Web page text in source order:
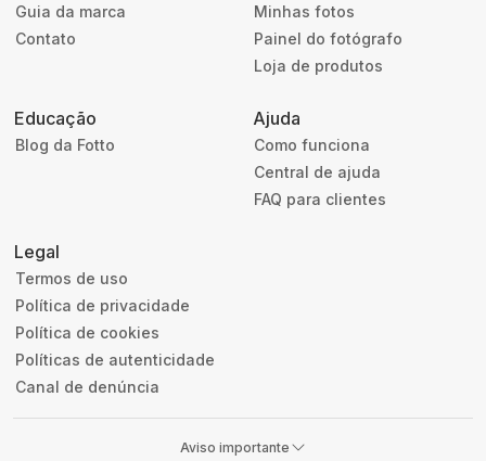
Guia da marca
Contato
Minhas fotos
Painel do fotógrafo
Loja de produtos
Educação
Blog da Fotto
Ajuda
Como funciona
Central de ajuda
FAQ para clientes
Legal
Termos de uso
Política de privacidade
Política de cookies
Políticas de autenticidade
Canal de denúncia
Aviso importante